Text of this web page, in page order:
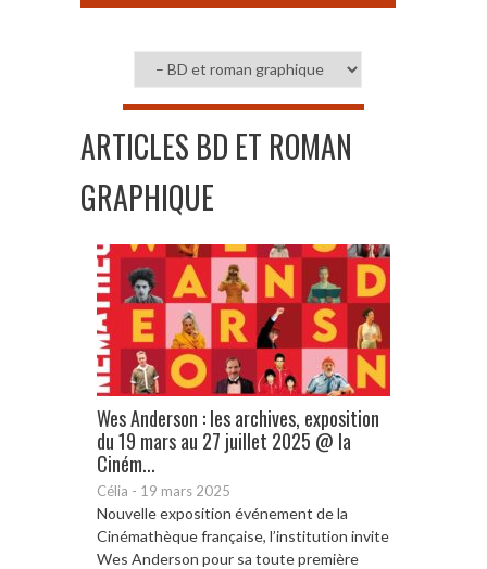
ARTICLES BD ET ROMAN
GRAPHIQUE
Wes Anderson : les archives, exposition
du 19 mars au 27 juillet 2025 @ la
Ciném...
Célia - 19 mars 2025
Nouvelle exposition événement de la
Cinémathèque française, l’institution invite
Wes Anderson pour sa toute première